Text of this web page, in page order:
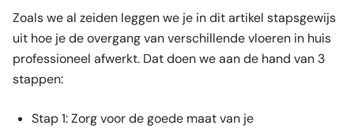
Zoals we al zeiden leggen we je in dit artikel stapsgewijs
uit hoe je de overgang van verschillende vloeren in huis
professioneel afwerkt. Dat doen we aan de hand van 3
stappen:
Stap 1: Zorg voor de goede maat van je